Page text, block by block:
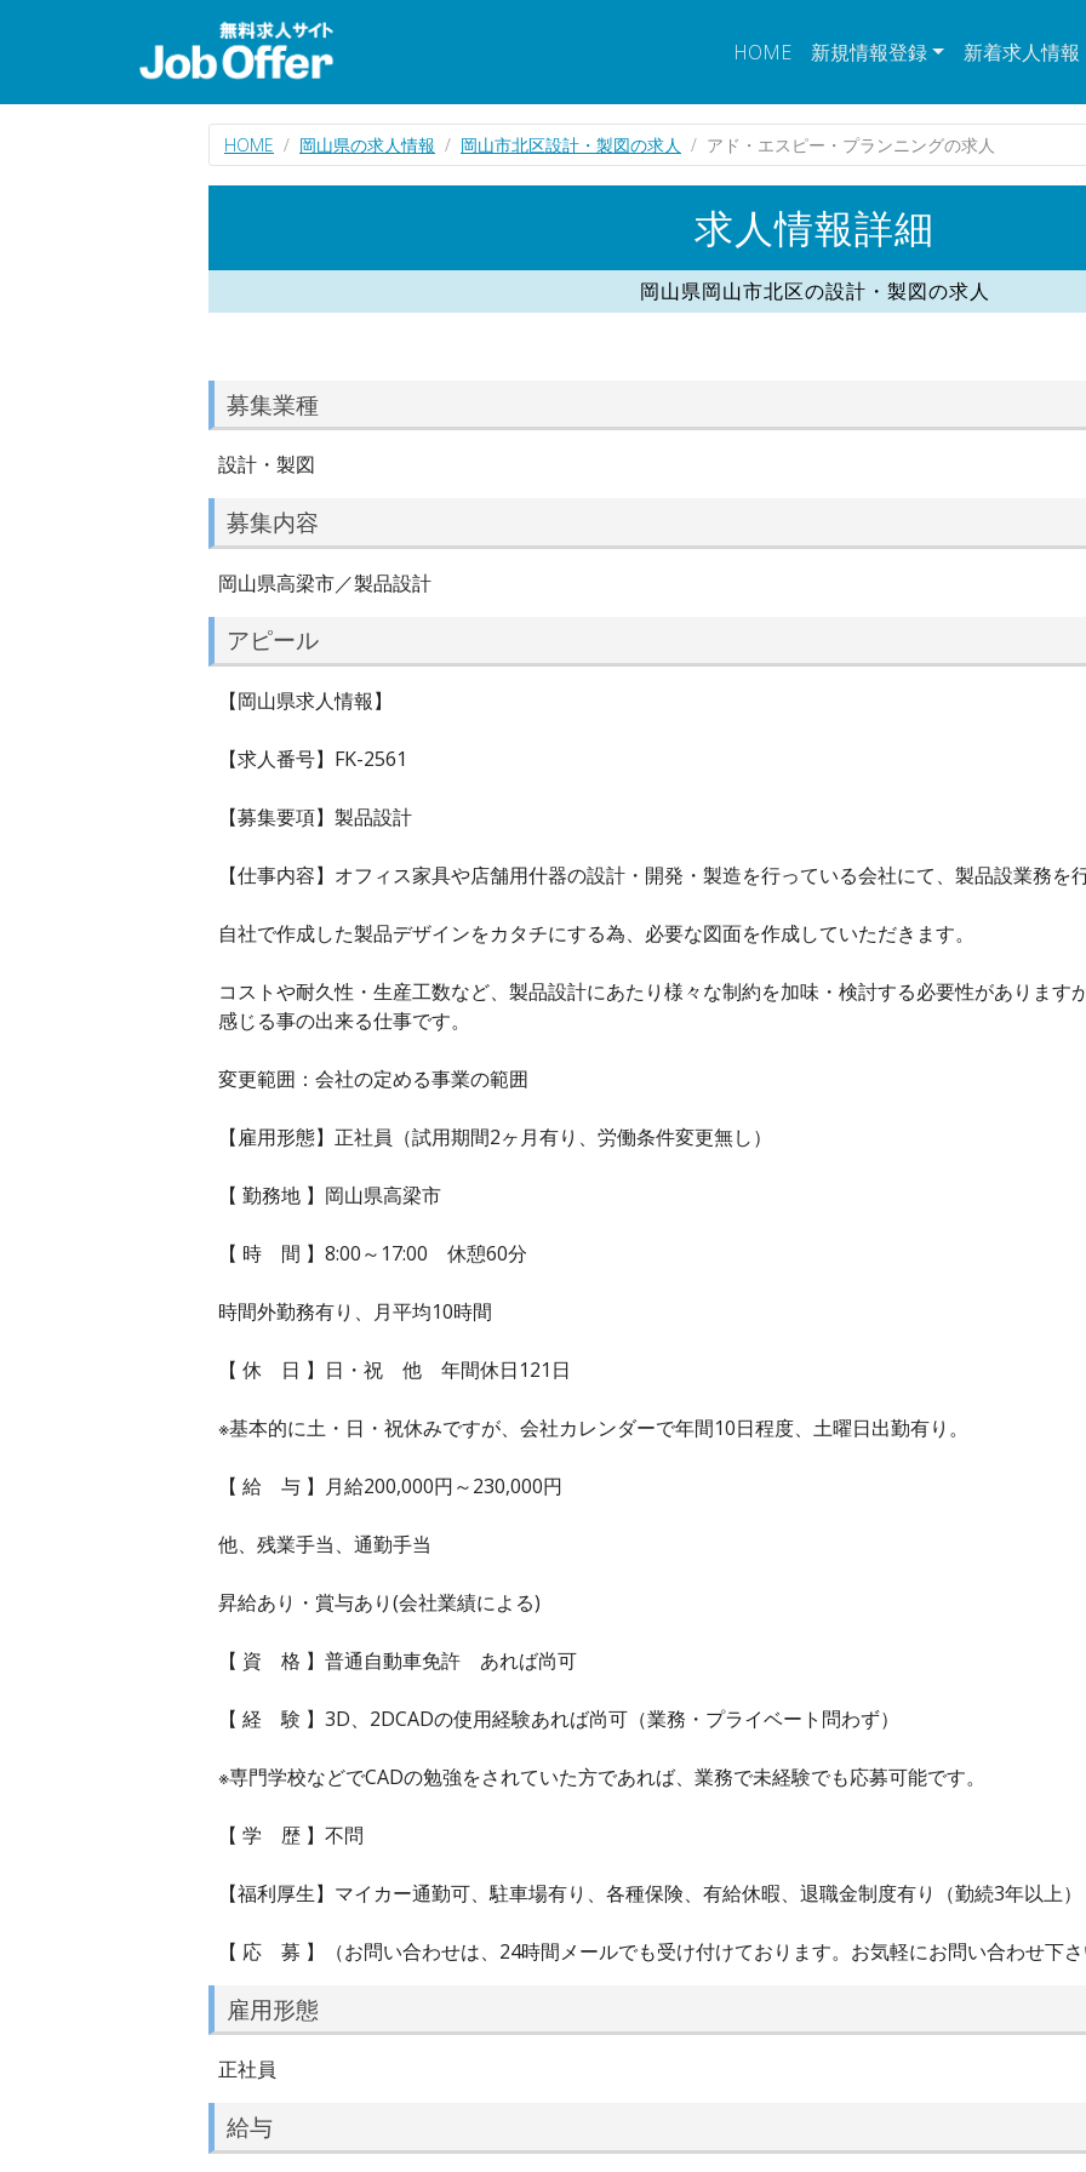
HOME 新規情報登録 新着求人情報
HOME 岡山県の求人情報 岡山市北区設計・製図の求人 アド・エスピー・プランニングの求人
求人情報詳細
岡山県岡山市北区の設計・製図の求人
募集業種
設計・製図
募集内容
岡山県高梁市／製品設計
アピール
【岡山県求人情報】
【求人番号】FK-2561
【募集要項】製品設計
【仕事内容】オフィス家具や店舗用什器の設計・開発・製造を行っている会社にて、製品設業務を
自社で作成した製品デザインをカタチにする為、必要な図面を作成していただきます。
コストや耐久性・生産工数など、製品設計にあたり様々な制約を加味・検討する必要性があります
感じる事の出来る仕事です。
変更範囲：会社の定める事業の範囲
【雇用形態】正社員（試用期間2ヶ月有り、労働条件変更無し）
【 勤務地 】岡山県高梁市
【 時 間 】8:00～17:00 休憩60分
時間外勤務有り、月平均10時間
【 休 日 】日・祝 他 年間休日121日
※基本的に土・日・祝休みですが、会社カレンダーで年間10日程度、土曜日出勤有り。
【 給 与 】月給200,000円～230,000円
他、残業手当、通勤手当
昇給あり・賞与あり(会社業績による)
【 資 格 】普通自動車免許 あれば尚可
【 経 験 】3D、2DCADの使用経験あれば尚可（業務・プライベート問わず）
※専門学校などでCADの勉強をされていた方であれば、業務で未経験でも応募可能です。
【 学 歴 】不問
【福利厚生】マイカー通勤可、駐車場有り、各種保険、有給休暇、退職金制度有り（勤続3年以上）
【 応 募 】（お問い合わせは、24時間メールでも受け付けております。お気軽にお問い合わせ下
雇用形態
正社員
給与